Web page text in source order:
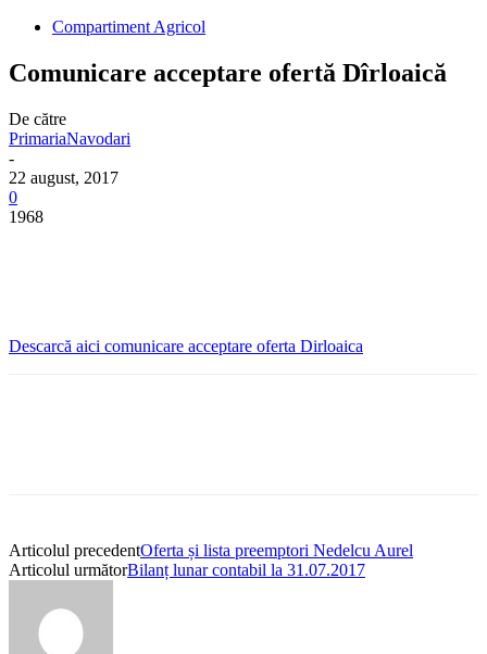
Compartiment Agricol
Comunicare acceptare ofertă Dîrloaică
De către
PrimariaNavodari
-
22 august, 2017
0
1968
Descarcă aici comunicare acceptare oferta Dirloaica
Articolul precedentOferta și lista preemptori Nedelcu Aurel
Articolul următorBilanț lunar contabil la 31.07.2017